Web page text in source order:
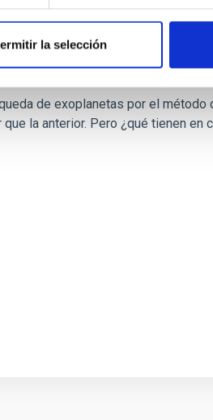
la selección
instrumentos?
de exoplanetas por el método
la anterior. Pero ¿qué tienen